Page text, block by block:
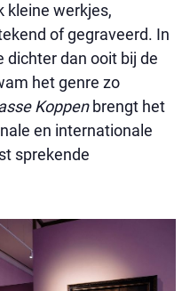
kleine werkjes,
of gegraveerd. In
dichter dan ooit bij de
het genre zo
Koppen brengt het
en internationale
sprekende